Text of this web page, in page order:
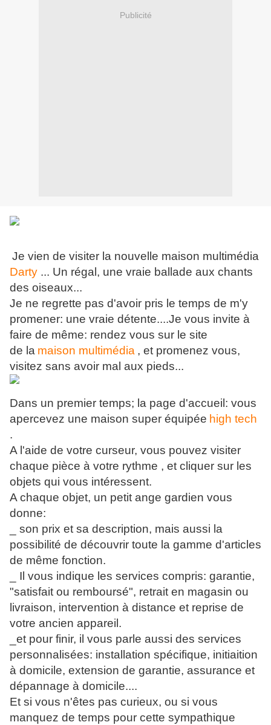
Publicité
Je vien de visiter la nouvelle maison multimédia
Darty ... Un régal, une vraie ballade aux chants
des oiseaux...
Je ne regrette pas d'avoir pris le temps de m'y
promener: une vraie détente....Je vous invite à
faire de même: rendez vous sur le site
de la maison multimédia , et promenez vous,
visitez sans avoir mal aux pieds...
Dans un premier temps; la page d'accueil: vous
apercevez une maison super équipée high tech
.
A l'aide de votre curseur, vous pouvez visiter
chaque pièce à votre rythme , et cliquer sur les
objets qui vous intéressent.
A chaque objet, un petit ange gardien vous
donne:
_ son prix et sa description, mais aussi la
possibilité de découvrir toute la gamme d'articles
de même fonction.
_ Il vous indique les services compris: garantie,
"satisfait ou remboursé", retrait en magasin ou
livraison, intervention à distance et reprise de
votre ancien appareil.
_et pour finir, il vous parle aussi des services
personnalisées: installation spécifique, initiaition
à domicile, extension de garantie, assurance et
dépannage à domicile....
Et si vous n'êtes pas curieux, ou si vous
manquez de temps pour cette sympathique